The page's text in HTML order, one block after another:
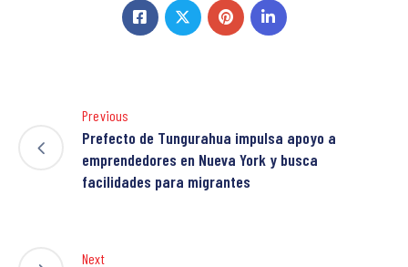
Previous
Prefecto de Tungurahua impulsa apoyo a
emprendedores en Nueva York y busca
facilidades para migrantes
Next